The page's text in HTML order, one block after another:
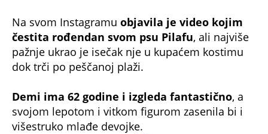
Na svom Instagramu objavila je video kojim
čestita rođendan svom psu Pilafu, ali najviše
pažnje ukrao je isečak nje u kupaćem kostimu
dok trči po peščanoj plaži.
Demi ima 62 godine i izgleda fantastično, a
svojom lepotom i vitkom figurom zasenila bi i
višestruko mlađe devojke.